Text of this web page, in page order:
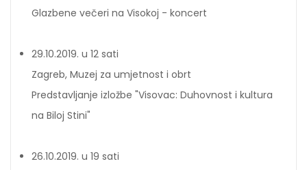
Glazbene večeri na Visokoj - koncert
29.10.2019. u 12 sati
Zagreb, Muzej za umjetnost i obrt
Predstavljanje izložbe "Visovac: Duhovnost i kultura
na Biloj Stini"
26.10.2019. u 19 sati